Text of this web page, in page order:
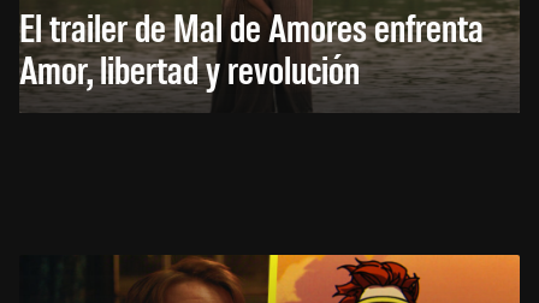
El trailer de Mal de Amores enfrenta
Amor, libertad y revolución